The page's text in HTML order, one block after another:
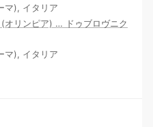
マ), イタリア
オリンピア) … ドゥブロヴニク
マ), イタリア